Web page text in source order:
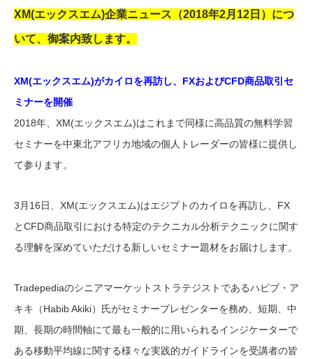
XM(エックスエム)企業ニュース（2018年2月12日）につ
いて、御案内致します。
XM(エックスエム)がカイロを再訪し、FXおよびCFD商品取引セ
ミナーを開催
2018年、XM(エックスエム)はこれまで同様に高品質の無料学習
セミナーを中東北アフリカ地域の個人トレーダーの皆様に提供し
て参ります。
3月16日、XM(エックスエム)はエジプトのカイロを再訪し、FX
とCFD商品取引における特定のテクニカル分析テクニックに関す
る理解を深めていただける新しいセミナー題材をお届けします。
Tradepediaのシニアマーケットストラテジストであるハビブ・ア
キキ（Habib Akiki）氏がセミナープレゼンターを務め、短期、中
期、長期の時間軸にて最も一般的に用いられるインジケーターで
ある移動平均線に関する様々な実践的ガイドラインを受講者の皆